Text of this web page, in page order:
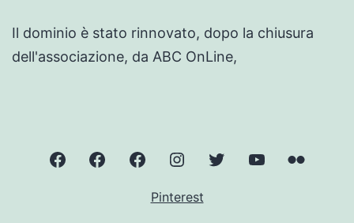
Il dominio è stato rinnovato, dopo la chiusura
dell'associazione, da ABC OnLine,
ValnerinaOnLine
Norcia Cascate
delle
Instagram
–
Twitter YouTube
Pinterest